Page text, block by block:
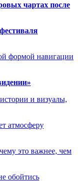
чартах после
формой навигации
и визуалы,
атмосферу
это важнее, чем
обойтись